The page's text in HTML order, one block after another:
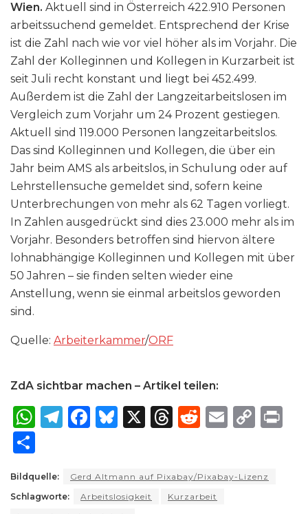
Wien. Aktuell sind in Österreich 422.910 Personen
arbeitssuchend gemeldet. Entsprechend der Krise
ist die Zahl nach wie vor viel höher als im Vorjahr. Die
Zahl der Kolleginnen und Kollegen in Kurzarbeit ist
seit Juli recht konstant und liegt bei 452.499.
Außerdem ist die Zahl der Langzeitarbeitslosen im
Vergleich zum Vorjahr um 24 Prozent gestiegen.
Aktuell sind 119.000 Personen langzeitarbeitslos.
Das sind Kolleginnen und Kollegen, die über ein
Jahr beim AMS als arbeitslos, in Schulung oder auf
Lehrstellensuche gemeldet sind, sofern keine
Unterbrechungen von mehr als 62 Tagen vorliegt.
In Zahlen ausgedrückt sind dies 23.000 mehr als im
Vorjahr. Besonders betroffen sind hiervon ältere
lohnabhängige Kolleginnen und Kollegen mit über
50 Jahren – sie finden selten wieder eine
Anstellung, wenn sie einmal arbeitslos geworden
sind.
Quelle: Arbeiterkammer/ORF
ZdA sichtbar machen – Artikel teilen:
W
ts
A
T
g
ra
F
e
b
B
s
k
X
T
a
d
R
di
t
E
l
C
y
ar
e
Bildquelle:
Gerd Altmann auf Pixabay/Pixabay-Lizenz
Schlagworte:
Arbeitslosigkeit
Kurzarbeit